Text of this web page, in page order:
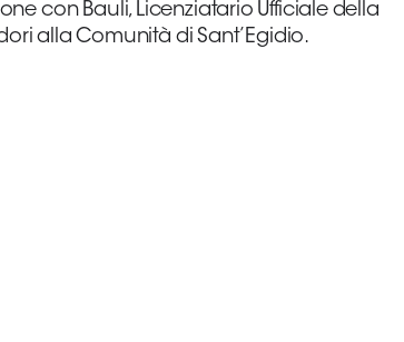
con Bauli, Licenziatario Ufficiale della
alla Comunità di Sant’Egidio.